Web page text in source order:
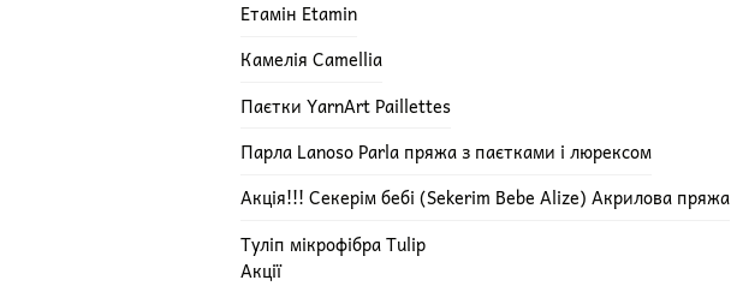
Етамін Etamin
Камелія Camellia
Паєтки YarnArt Paillettes
Парла Lanoso Parla пряжа з паєтками і люрексом
Акція!!! Секерім бебі (Sekerim Bebe Alize) Акрилова пряжа
Туліп мікрофібра Tulip
Акції